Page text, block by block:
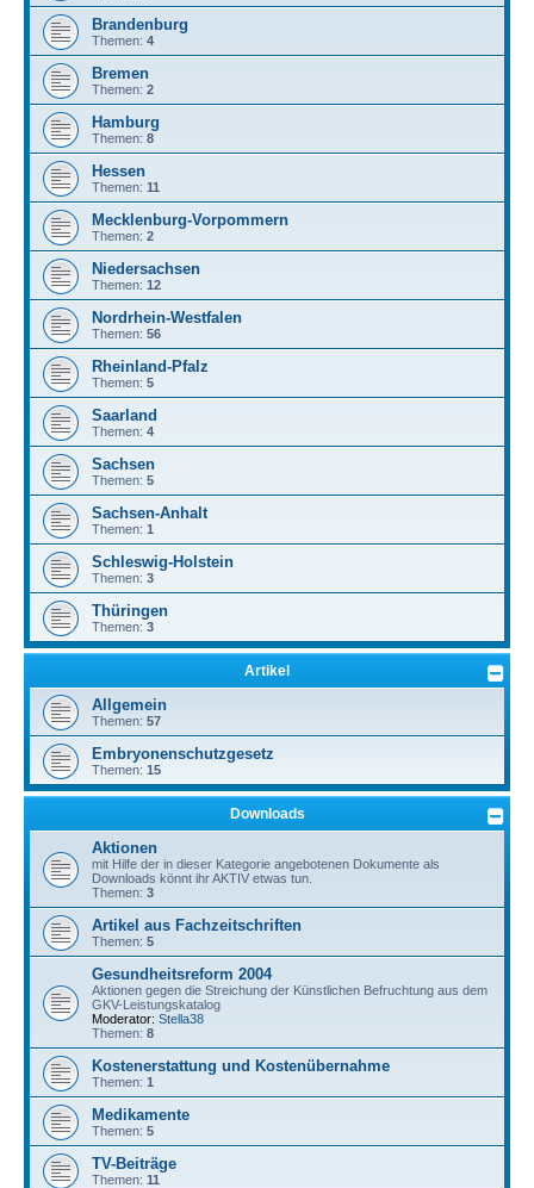
Brandenburg
Themen: 4
Bremen
Themen: 2
Hamburg
Themen: 8
Hessen
Themen: 11
Mecklenburg-Vorpommern
Themen: 2
Niedersachsen
Themen: 12
Nordrhein-Westfalen
Themen: 56
Rheinland-Pfalz
Themen: 5
Saarland
Themen: 4
Sachsen
Themen: 5
Sachsen-Anhalt
Themen: 1
Schleswig-Holstein
Themen: 3
Thüringen
Themen: 3
Artikel
Allgemein
Themen: 57
Embryonenschutzgesetz
Themen: 15
Downloads
Aktionen
mit Hilfe der in dieser Kategorie angebotenen Dokumente als
Downloads könnt ihr AKTIV etwas tun.
Themen: 3
Artikel aus Fachzeitschriften
Themen: 5
Gesundheitsreform 2004
Aktionen gegen die Streichung der Künstlichen Befruchtung aus dem
GKV-Leistungskatalog
Moderator: Stella38
Themen: 8
Kostenerstattung und Kostenübernahme
Themen: 1
Medikamente
Themen: 5
TV-Beiträge
Themen: 11